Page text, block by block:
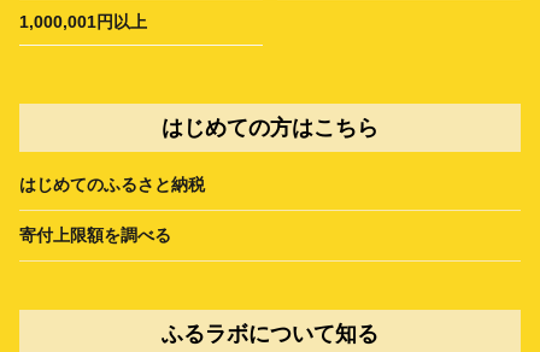
1,000,001円以上
はじめての方はこちら
はじめてのふるさと納税
寄付上限額を調べる
ふるラボについて知る